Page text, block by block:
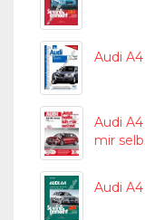
Audi
Audi
mir
Audi